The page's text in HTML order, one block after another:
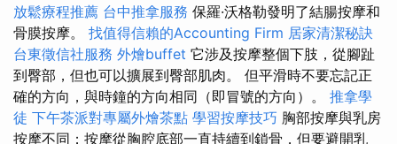
放鬆療程推薦 台中推拿服務 保羅·沃格勒發明了結腸按摩和
骨膜按摩。 找值得信賴的Accounting Firm 居家清潔秘訣
台東徵信社服務 外燴buffet 它涉及按摩整個下肢，從腳趾
到臀部，但也可以擴展到臀部肌肉。 但平滑時不要忘記正
確的方向，與時鐘的方向相同（即冒號的方向）。 推拿學
徒 下午茶派對專屬外燴茶點 學習按摩技巧 胸部按摩與乳房
按摩不同；按摩從胸腔底部一直持續到鎖骨，但要避開乳